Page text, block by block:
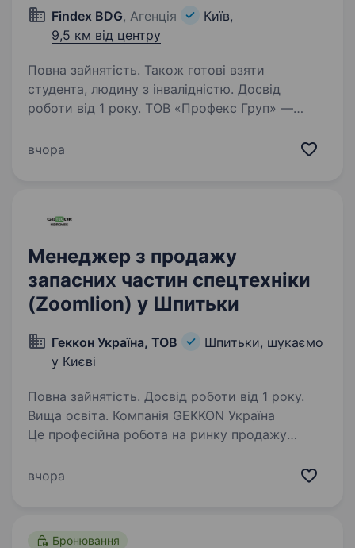
Findex BDG, Агенція
Київ,
9,5 км від центру
Повна зайнятість. Також готові взяти
студента, людину з інвалідністю. Досвід
роботи від 1 року. ТОВ «Профекс Груп» —
та дистриб’юторів мастильних матеріалів,
вчора
Менеджер з продажу
запасних частин спецтехніки
(Zoomlion) у Шпитьки
Геккон Україна, ТОВ
Шпитьки, шукаємо
у Києві
Повна зайнятість. Досвід роботи від 1 року.
Вища освіта. Компанія GEKKON Україна
Це професійна робота на ринку продажу
України Це дилер спецтехніки та єдиний
вчора
Бронювання